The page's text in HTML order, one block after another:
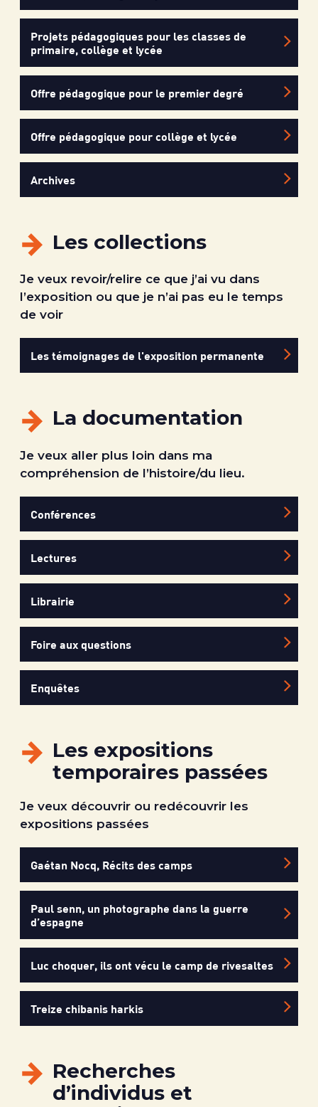
Projets pédagogiques pour les classes de
primaire, collège et lycée
Offre pédagogique pour le premier degré
Offre pédagogique pour collège et lycée
Archives
Les collections
Je veux revoir/relire ce que j’ai vu dans
l’exposition ou que je n’ai pas eu le temps
de voir
Les témoignages de l'exposition permanente
La documentation
Je veux aller plus loin dans ma
compréhension de l’histoire/du lieu.
Conférences
Lectures
Librairie
Foire aux questions
Enquêtes
Les expositions
temporaires passées
Je veux découvrir ou redécouvrir les
expositions passées
Gaétan Nocq, Récits des camps
Paul senn, un photographe dans la guerre
d’espagne
Luc choquer, ils ont vécu le camp de rivesaltes
Treize chibanis harkis
Recherches
d’individus et